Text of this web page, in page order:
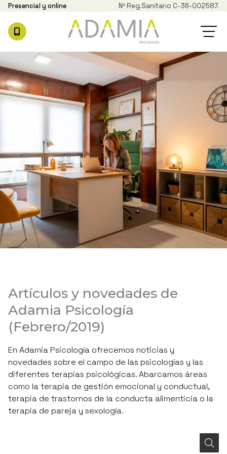
Presencial y online Nº Reg.Sanitario C-36-002587.
Artículos y novedades de
Adamia Psicología
(Febrero/2019)
En Adamia Psicología ofrecemos noticias y
novedades sobre el campo de las psicologías y las
diferentes terapias psicológicas. Abarcamos áreas
como la terapia de gestión emocional y conductual,
terapia de trastornos de la conducta alimenticia o la
terapia de pareja y sexología.